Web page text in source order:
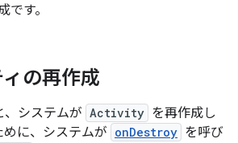
です。
の再作成
、システムが Activity を再作成し
めに、システムが onDestroy を呼び